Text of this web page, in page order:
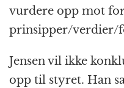
vurdere opp mot
prinsipper/verdier/
Jensen vil ikke
opp til styret. Han